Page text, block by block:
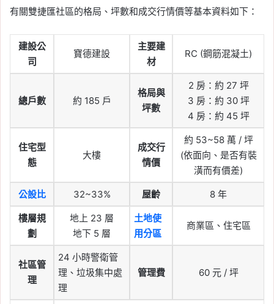
有關雙捷匯社區的格局、坪數和成交行情價等基本資料如下：
建設公
司
寶德建設
主要建
材
RC (鋼筋混凝土)
總戶數 約 185 戶
格局與
坪數
2 房：約 27 坪
3 房：約 30 坪
4 房：約 45 坪
住宅型
態
大樓
成交行
情價
約 53~58 萬 / 坪
(依面向、是否有裝
潢而有價差)
公設比 32~33% 屋齡 8 年
樓層規
劃
地上 23 層
地下 5 層
土地使
用分區
商業區、住宅區
社區管
理
24 小時警衛管
理、垃圾集中處
理
管理費 60 元 / 坪